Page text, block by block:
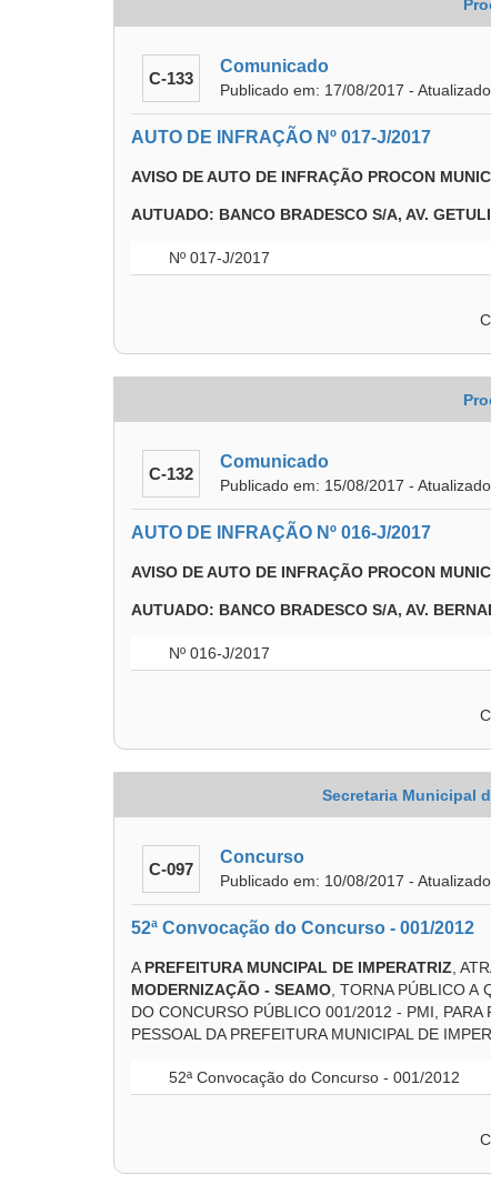
C-133
Comunicado
Publicado em: 17/08/2017 -
AUTO DE INFRAÇÃO Nº 017-J/2017
AVISO DE AUTO DE INFRAÇÃO PROCON
AUTUADO: BANCO BRADESCO S/A, AV.
Nº 017-J/2017
C-132
Comunicado
Publicado em: 15/08/2017 -
AUTO DE INFRAÇÃO Nº 016-J/2017
AVISO DE AUTO DE INFRAÇÃO PROCON
AUTUADO: BANCO BRADESCO S/A, AV.
Nº 016-J/2017
Secretaria Municipal
C-097
Concurso
Publicado em: 10/08/2017 -
52ª Convocação do Concurso - 001/2012
A PREFEITURA MUNCIPAL DE IMPERATRIZ ,
MODERNIZAÇÃO - SEAMO , TORNA PÚBLICO
DO CONCURSO PÚBLICO 001/2012 - PMI,
PESSOAL DA PREFEITURA MUNICIPAL DE
52ª Convocação do Concurso - 001/2012